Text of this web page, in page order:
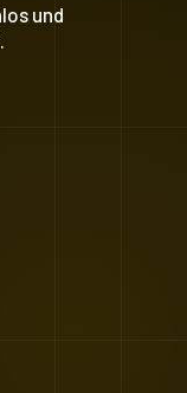
und